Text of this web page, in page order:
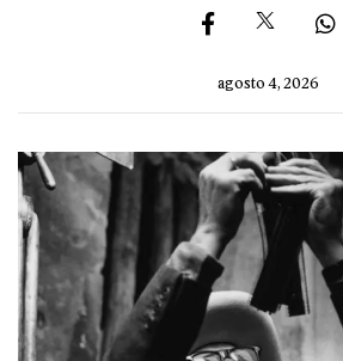
agosto 4, 2026